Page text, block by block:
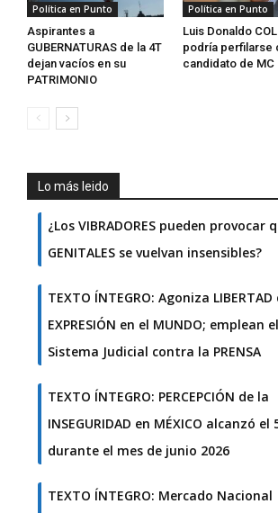
Política en Punto
Aspirantes a
GUBERNATURAS de la 4T
dejan vacíos en su
PATRIMONIO
Política en Punto
Luis Donaldo
podría perfilarse
candidato de MC
Lo más leido
¿Los VIBRADORES pueden provocar
GENITALES se vuelvan insensibles?
TEXTO ÍNTEGRO: Agoniza LIBERTAD
EXPRESIÓN en el MUNDO; emplean el
Sistema Judicial contra la PRENSA
TEXTO ÍNTEGRO: PERCEPCIÓN de la
INSEGURIDAD en MÉXICO alcanzó el
durante el mes de junio 2026
TEXTO ÍNTEGRO: Mercado Nacional